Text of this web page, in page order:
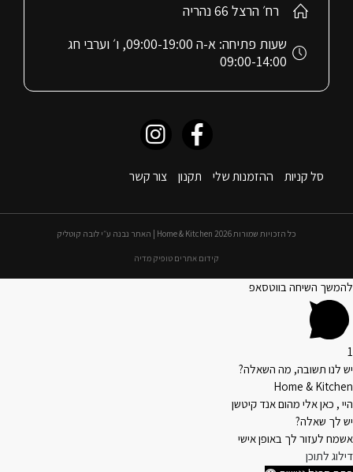
סל קניות ההזמנות שלי תקנון צור קשר
רח׳ הרצל 66 נהריה
שעות פתיחה: א-ה 09:00-19:00, ו׳ וערבי חג
09:00-14:00
כל הזכויות שמורות 2026 Home & Kitchen | האתר נבנה ע״י לובה קוטליק
קידום אתרים טופיק מדיה
להמשך השיחה בווטסאפ
1
יש לנו תשובה, מה השאלה?
Home & Kitchen
היי , כאן אלי מהום אנד קיטשן
יש לך שאלה?
אשמח לעזור לך באופן אישי
דילוג לתוכן